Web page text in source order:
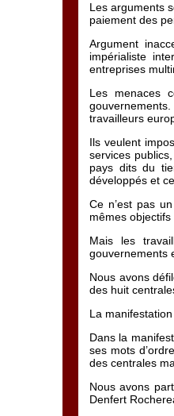
Les arguments
paiement des
Argument
impérialiste
entreprises
Les menaces
travailleurs
Ils veulent
services
pays dits du
développés et
Ce n’est pas
mêmes
Mais les
gouvernements
Nous avons
des huit
La
Dans la
ses mots
des centrales
Nous avons
Denfert